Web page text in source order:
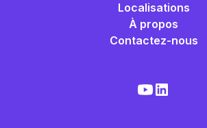
Localisations
À propos
Contactez-nous